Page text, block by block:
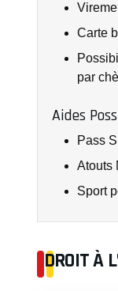
Carte
par
Aides
Pass
Atouts
Sport
DROIT À